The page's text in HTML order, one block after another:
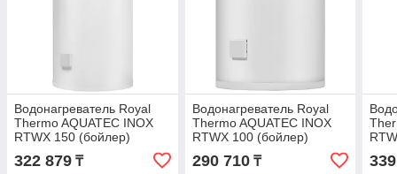
Водонагреватель Royal
Thermo AQUATEC INOX
RTWX 150 (бойлер)
косвенного нагрева,
напольный, 150 л, Белый
322 879 ₸
Водонагреватель Royal
Thermo AQUATEC INOX
RTWX 100 (бойлер)
косвенного нагрева,
напольный, 100 л, Белый
290 710₸